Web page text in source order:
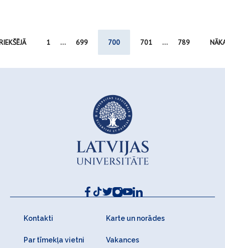
1 ... 699 700 701 ... 789
Kontakti Karte un norādes
Par tīmekļa vietni Vakances